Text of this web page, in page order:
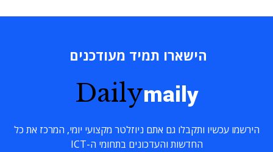
הישארו תמיד מעודכנים
Dailymaily
הירשמו עכשיו ותקבלו גם אתם ניוזלטר מקצועי יומי, המרכז את כל
החדשות והעדכונים בתחומי ה-ICT